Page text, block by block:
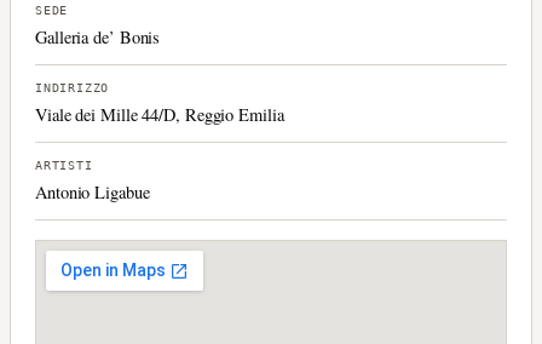
SEDE
Galleria de’ Bonis
INDIRIZZO
Viale dei Mille 44/D, Reggio Emilia
ARTISTI
Antonio Ligabue